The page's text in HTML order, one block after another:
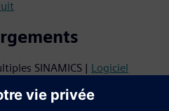
SINAMICS | Logiciel